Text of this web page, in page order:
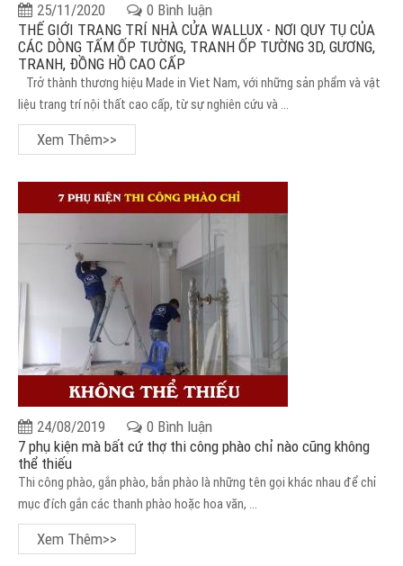
25/11/2020
0 Bình luận
THẾ GIỚI TRANG TRÍ NHÀ CỬA WALLUX - NƠI QUY TỤ CỦA
CÁC DÒNG TẤM ỐP TƯỜNG, TRANH ỐP TƯỜNG 3D, GƯƠNG,
TRANH, ĐỒNG HỒ CAO CẤP
Trở thành thương hiệu Made in Viet Nam, với những sản phẩm và vật
liệu trang trí nội thất cao cấp, từ sự nghiên cứu và ...
Xem Thêm>>
24/08/2019
0 Bình luận
7 phụ kiện mà bất cứ thợ thi công phào chỉ nào cũng không
thể thiếu
Thi công phào, gắn phào, bắn phào là những tên gọi khác nhau để chỉ
mục đích gắn các thanh phào hoặc hoa văn, ...
Xem Thêm>>